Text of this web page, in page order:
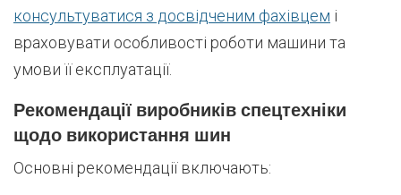
консультуватися з досвідченим фахівцем і
враховувати особливості роботи машини та
умови її експлуатації.
Рекомендації виробників спецтехніки
щодо використання шин
Основні рекомендації включають: